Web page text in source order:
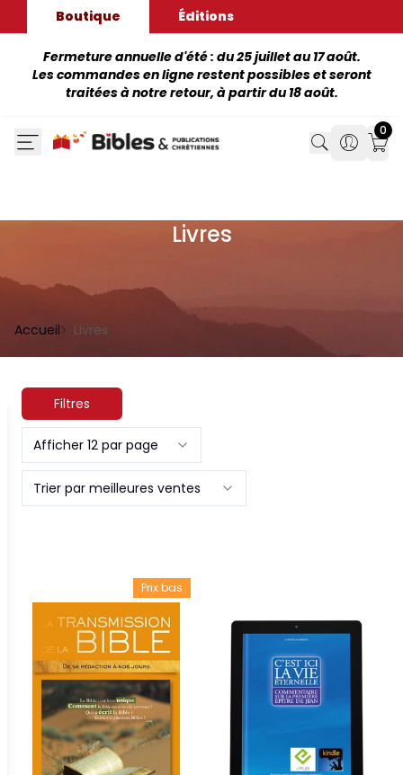
Boutique Éditions
Fermeture annuelle d'été : du 25 juillet au 17 août.
Les commandes en ligne restent possibles et seront
traitées à notre retour, à partir du 18 août.
Search
Search
0
Livres
Accueil Livres
Filtres
Afficher 12 par page
Trier par meilleures ventes
Prix bas